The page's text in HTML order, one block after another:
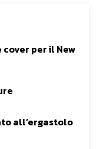
cover per il New
all’ergastolo